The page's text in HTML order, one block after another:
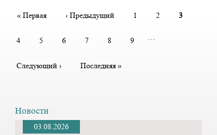
страниц
Первая
« Первая
Предыдущая
‹ Предыдущий Page
1 Page
2
Текущая
3
Page
4 Page
5 Page
6 Page
7 Page
8 Page
9
Следующая
Следующий ›
Последняя
Последняя »
Новости
03.08.2026